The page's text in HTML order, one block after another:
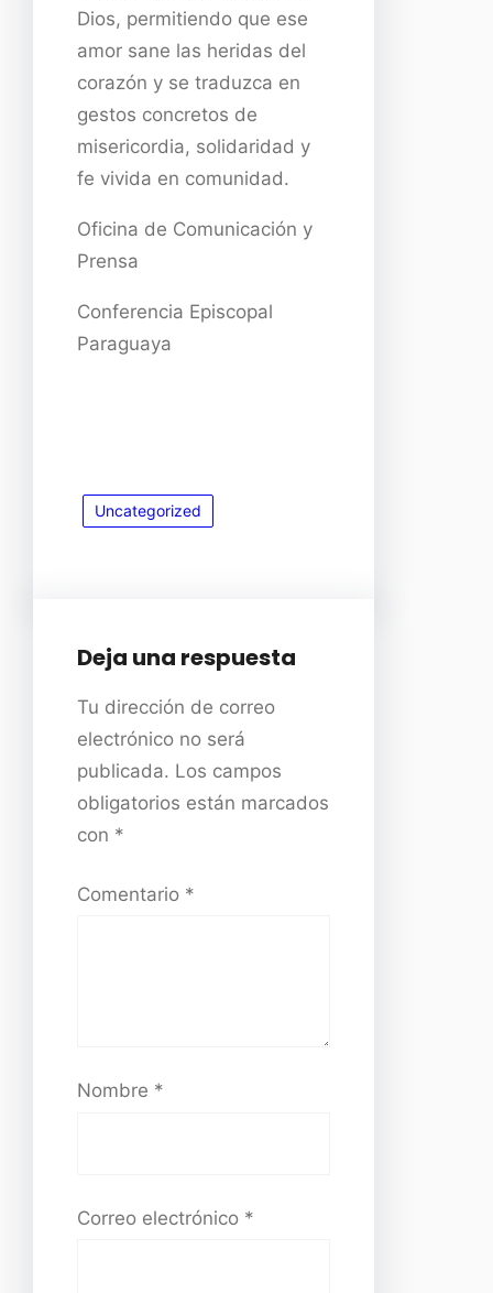
Dios, permitiendo que ese
amor sane las heridas del
corazón y se traduzca en
gestos concretos de
misericordia, solidaridad y
fe vivida en comunidad.
Oficina de Comunicación y
Prensa
Conferencia Episcopal
Paraguaya
Uncategorized
Deja una respuesta
Tu dirección de correo
electrónico no será
publicada. Los campos
obligatorios están marcados
con *
Comentario *
Nombre *
Correo electrónico *